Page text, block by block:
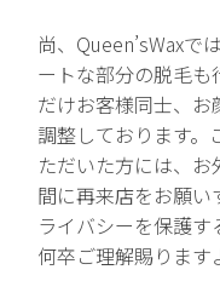
尚、Queen’sWaxで
ートな部分の脱毛も
だけお客様同士、
調整しております。
ただいた方には、
間に再来店をお願
ライバシーを保護す
何卒ご理解賜ります